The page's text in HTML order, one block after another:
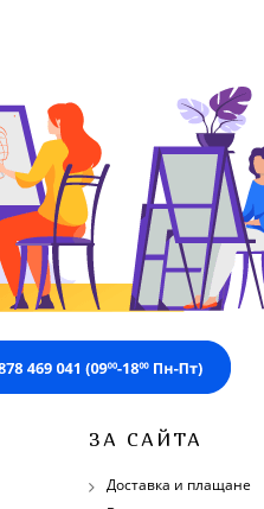
ЗА САЙТА
Доставка и плащане